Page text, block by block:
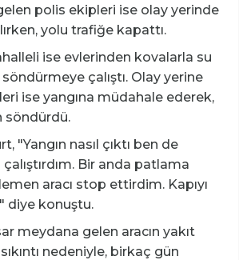
polis ekipleri ise olay yerinde
yolu trafiğe kapattı.
ise evlerinden kovalarla su
söndürmeye çalıştı. Olay yerine
ise yangına müdahale ederek,
söndürdü.
"Yangın nasıl çıktı ben de
çalıştırdım. Bir anda patlama
aracı stop ettirdim. Kapıyı
diye konuştu.
meydana gelen aracın yakıt
nedeniyle, birkaç gün